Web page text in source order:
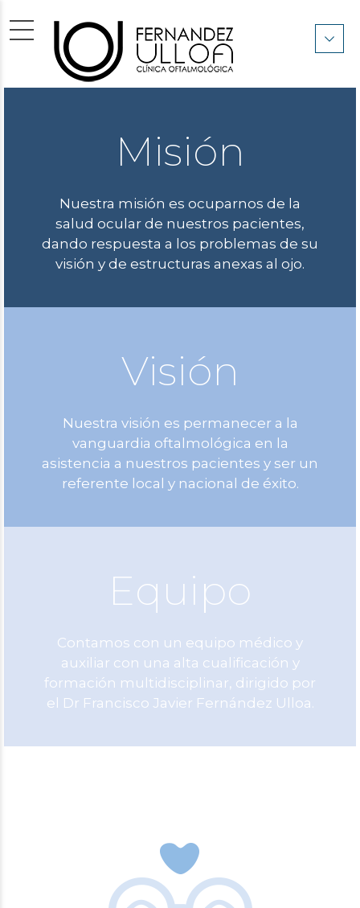
Misión
Nuestra misión es ocuparnos de la
salud ocular de nuestros pacientes,
dando respuesta a los problemas de su
visión y de estructuras anexas al ojo.
Visión
Nuestra visión es permanecer a la
vanguardia oftalmológica en la
asistencia a nuestros pacientes y ser un
referente local y nacional de éxito.
Equipo
Contamos con un equipo médico y
auxiliar con una alta cualificación y
formación multidisciplinar, dirigido por
el Dr Francisco Javier Fernández Ulloa.